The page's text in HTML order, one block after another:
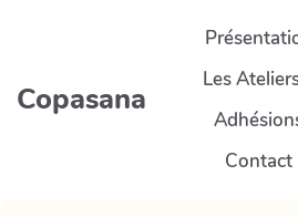
Aller au contenu principal
Copasana
Les
Contact